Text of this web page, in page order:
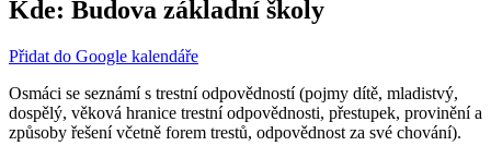
Kde: Budova základní školy
Přidat do Google kalendáře
Osmáci se seznámí s trestní odpovědností (pojmy dítě, mladistvý,
dospělý, věková hranice trestní odpovědnosti, přestupek, provinění a
způsoby řešení včetně forem trestů, odpovědnost za své chování).